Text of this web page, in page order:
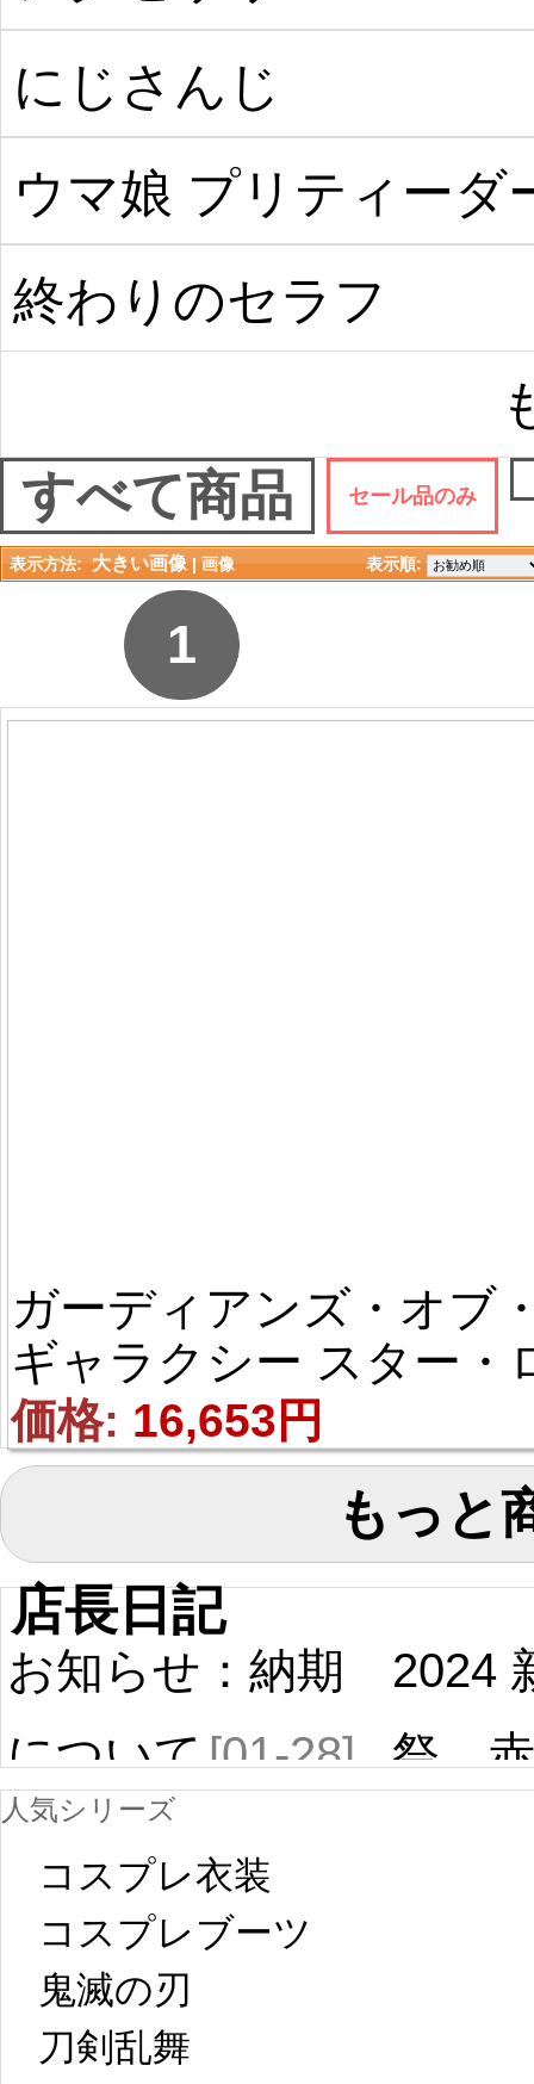
にじさんじ
ウマ娘 プリティーダ
ビー
終わりのセラフ
すべて商品 セール品のみ
表示方法: 大きい画像 | 画像 表示順:
1
ガーディアンズ・オブ
ギャラクシー スター・
ード マスク コス用具 コ
スプレ道具
価格: 16,653円
もっと
店長日記
お知らせ：納期
について[01-28]
中国旧正月の影
響で2024年2月5
日から工場生産
2024
祭 赤
人気シリーズ
コスプレ衣装
コスプレブーツ
鬼滅の刃
刀剣乱舞